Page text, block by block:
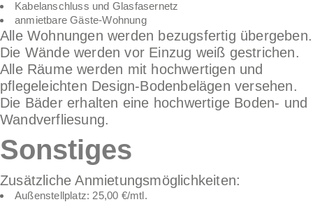
Kabelanschluss und Glasfasernetz
anmietbare Gäste-Wohnung
Alle Wohnungen werden bezugsfertig übergeben.
Die Wände werden vor Einzug weiß gestrichen.
Alle Räume werden mit hochwertigen und
pflegeleichten Design-Bodenbelägen versehen.
Die Bäder erhalten eine hochwertige Boden- und
Wandverfliesung.
Sonstiges
Zusätzliche Anmietungsmöglichkeiten:
Außenstellplatz: 25,00 €/mtl.